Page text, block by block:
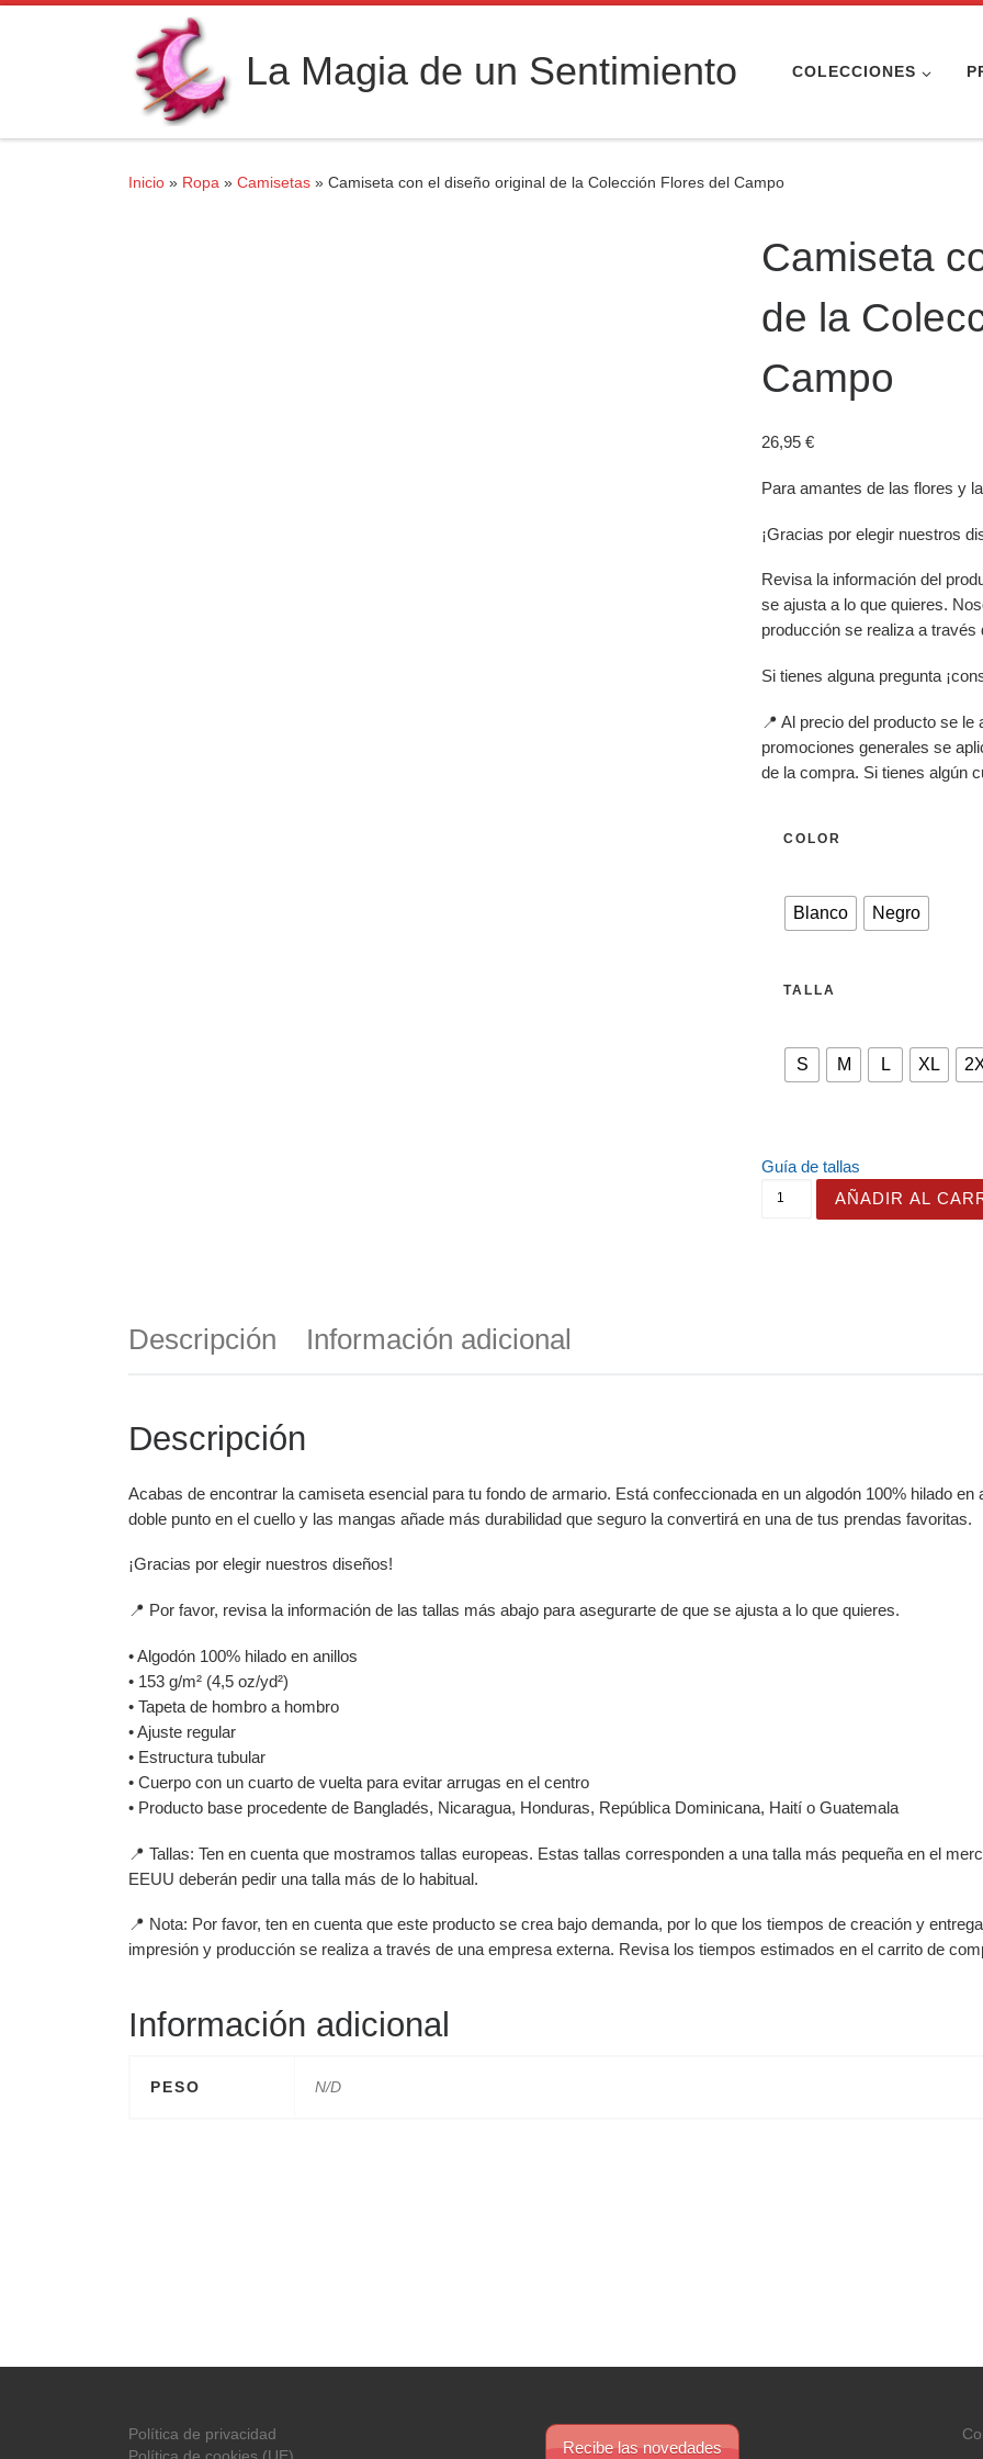
Saltar al contenido
La Magia de un Sentimiento COLECCIONES
Inicio » Ropa » Camisetas » Camiseta con el diseño original de la Colección Flores del Campo
Camiseta
de la
Campo
26,95€
Para amantes de las flores y
¡Gracias por elegir nuestros
Revisa la información del
se ajusta a lo que quieres.
producción se realiza a través
Si tienes alguna pregunta
📍 Al precio del producto se
promociones generales se
de la compra. Si tienes algún
COLOR
Blanco Negro
TALLA
S M L XL
Guía de tallas
Camiseta con el diseño
AÑADIR AL
Descripción Información adicional
Descripción
Acabas de encontrar la camiseta esencial para tu fondo de armario. Está confeccionada en un algodón 100% hilado
doble punto en el cuello y las mangas añade más durabilidad que seguro la convertirá en una de tus prendas favoritas.
¡Gracias por elegir nuestros diseños!
📍 Por favor, revisa la información de las tallas más abajo para asegurarte de que se ajusta a lo que quieres.
• Algodón 100% hilado en anillos
• 153 g/m² (4,5 oz/yd²)
• Tapeta de hombro a hombro
• Ajuste regular
• Estructura tubular
• Cuerpo con un cuarto de vuelta para evitar arrugas en el centro
• Producto base procedente de Bangladés, Nicaragua, Honduras, República Dominicana, Haití o Guatemala
📍 Tallas: Ten en cuenta que mostramos tallas europeas. Estas tallas corresponden a una talla más pequeña en el
EEUU deberán pedir una talla más de lo habitual.
📍 Nota: Por favor, ten en cuenta que este producto se crea bajo demanda, por lo que los tiempos de creación y
impresión y producción se realiza a través de una empresa externa. Revisa los tiempos estimados en el carrito de
Información adicional
PESO N/D
Política de privacidad
Recibe las novedades